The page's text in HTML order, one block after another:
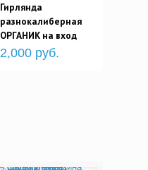
Гирлянда
разнокалиберная
ОРГАНИК на вход
2,000 руб.